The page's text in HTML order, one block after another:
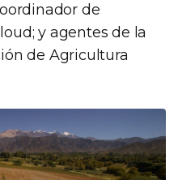
de
y agentes de la
de Agricultura